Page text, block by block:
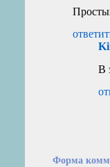
В
Форма